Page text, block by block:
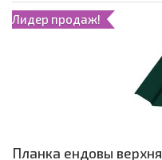
Лидер продаж!
Планка ендовы